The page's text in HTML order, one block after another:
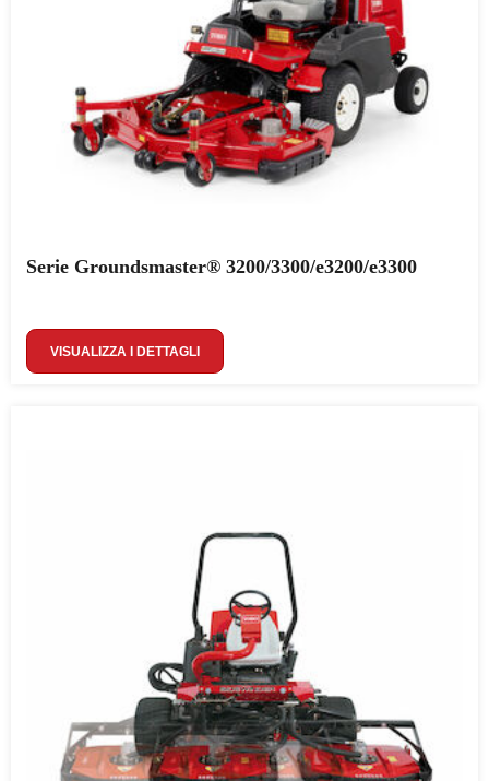
Serie Groundsmaster® 3200/3300/e3200/e3300
VISUALIZZA I DETTAGLI